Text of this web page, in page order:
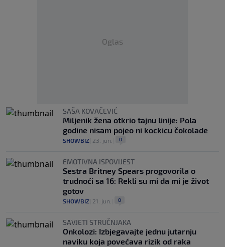
Oglas
SAŠA KOVAČEVIĆ
Miljenik žena otkrio tajnu linije: Pola
godine nisam pojeo ni kockicu čokolade
SHOWBIZ 23. jun. 0
EMOTIVNA ISPOVIJEST
Sestra Britney Spears progovorila o
trudnoći sa 16: Rekli su mi da mi je život
gotov
SHOWBIZ 21. jun. 0
SAVJETI STRUČNJAKA
Onkolozi: Izbjegavajte jednu jutarnju
naviku koja povećava rizik od raka